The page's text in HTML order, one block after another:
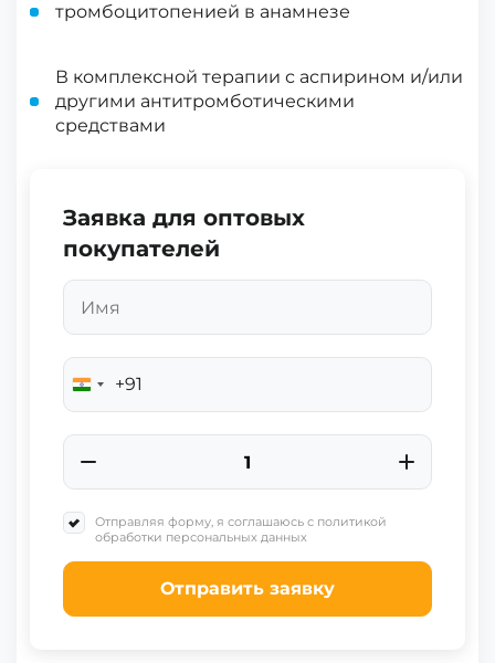
тромбоцитопенией в анамнезе
В комплексной терапии с аспирином и/или
другими антитромботическими
средствами
Заявка для оптовых
покупателей
India
+91
+91
Отправляя форму, я соглашаюсь с политикой
обработки персональных данных
Отправить заявку